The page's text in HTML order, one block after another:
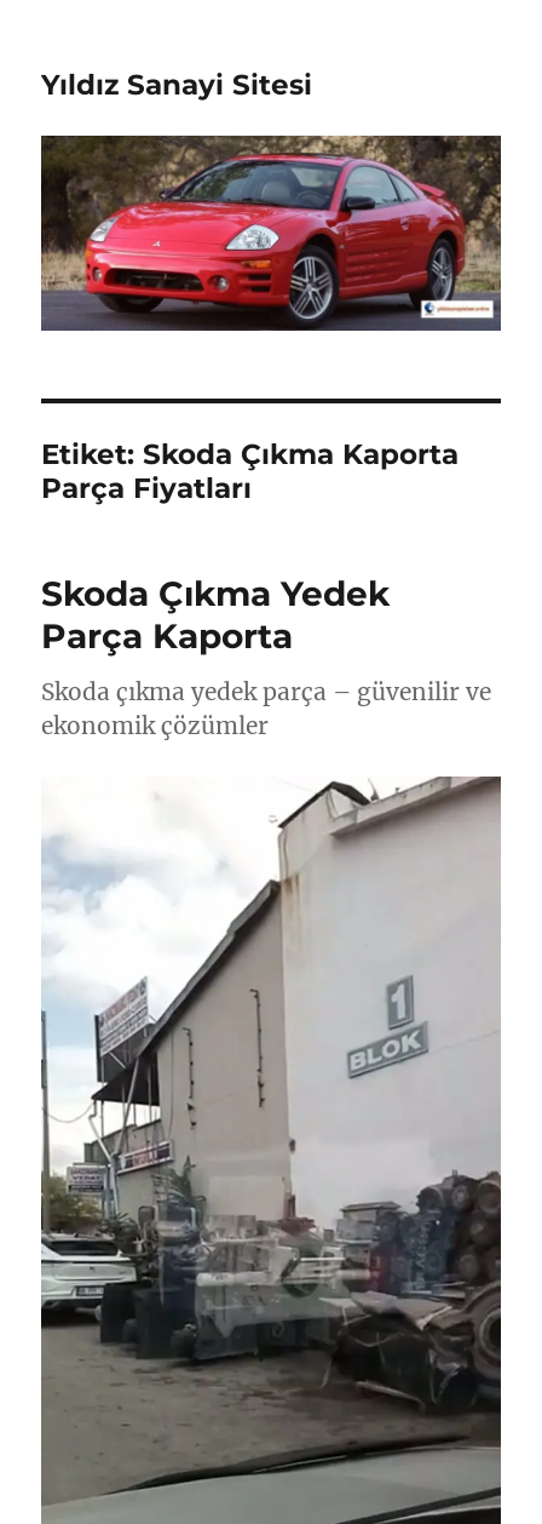
Yıldız Sanayi Sitesi
Etiket:Skoda Çıkma Kaporta
Parça Fiyatları
Skoda Çıkma Yedek
Parça Kaporta
Skoda çıkma yedek parça – güvenilir ve
ekonomik çözümler